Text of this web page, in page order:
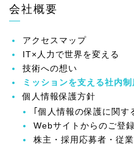
会社概要
アクセスマップ
IT×人力で世界を変える
技術への想い
ミッションを支える社内制
個人情報保護方針
｢個人情報の保護に関
Webサイトからのご登
株主・採用応募者・従